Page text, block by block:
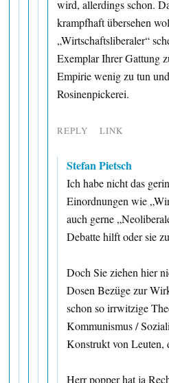
wird, allerdings schon.
krampfhaft übersehen
„Wirtschaftsliberaler“
Exemplar Ihrer Gattung
Empirie wenig zu tun
Rosinenpickerei.
REPLY LINK
Stefan Pietsch
Ich habe nicht das
Einordnungen wie
auch gerne
Debatte hilft oder sie
Doch Sie ziehen hier
Dosen Bezüge zur
schon so irrwitzige
Kommunismus /
Konstrukt von Leuten,
Herr popper hat ja